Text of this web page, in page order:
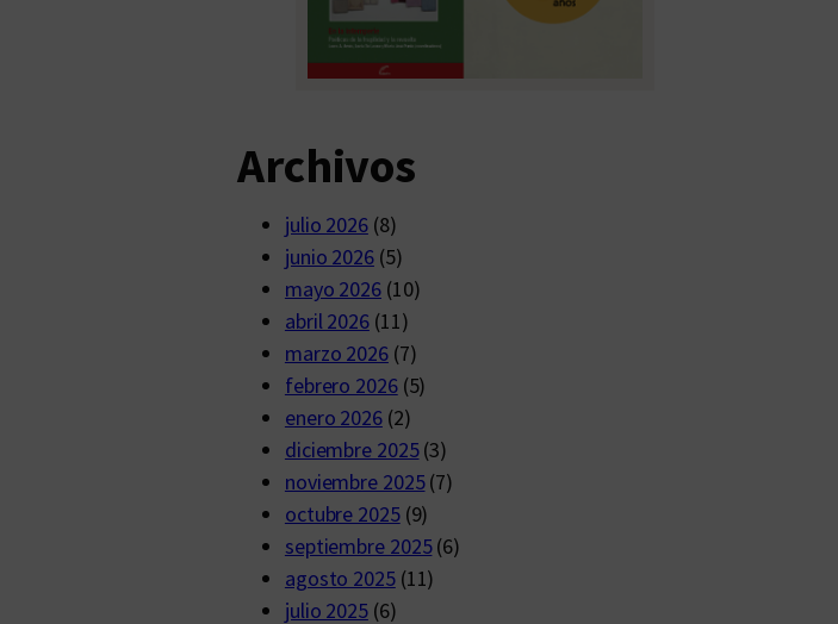
Archivos
julio 2026(8)
junio 2026(5)
mayo 2026 (10)
abril 2026(11)
marzo 2026(7)
febrero 2026(5)
enero 2026(2)
diciembre 2025(3)
noviembre 2025(7)
octubre 2025(9)
septiembre 2025(6)
agosto 2025(11)
julio 2025(6)